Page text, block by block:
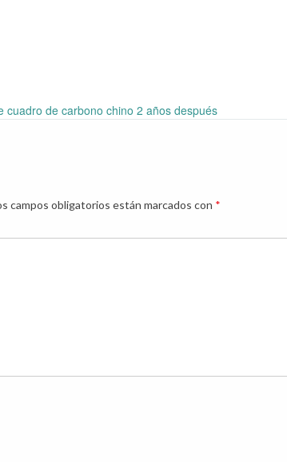
cuadro de carbono chino 2 años después
campos obligatorios están marcados con *